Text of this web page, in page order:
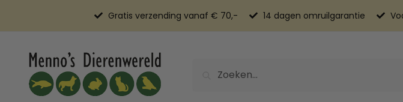
Gratis verzending vanaf € 70,- 14 dagen omruilgarantie